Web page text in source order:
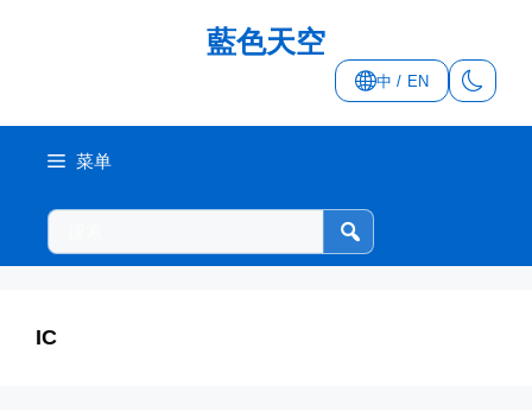
藍色天空
中 / EN
菜单
搜
索
IC